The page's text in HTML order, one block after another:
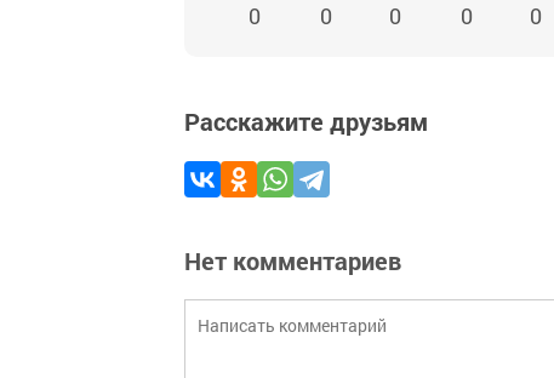
0 0 0 0 0
Расскажите друзьям
Нет комментариев